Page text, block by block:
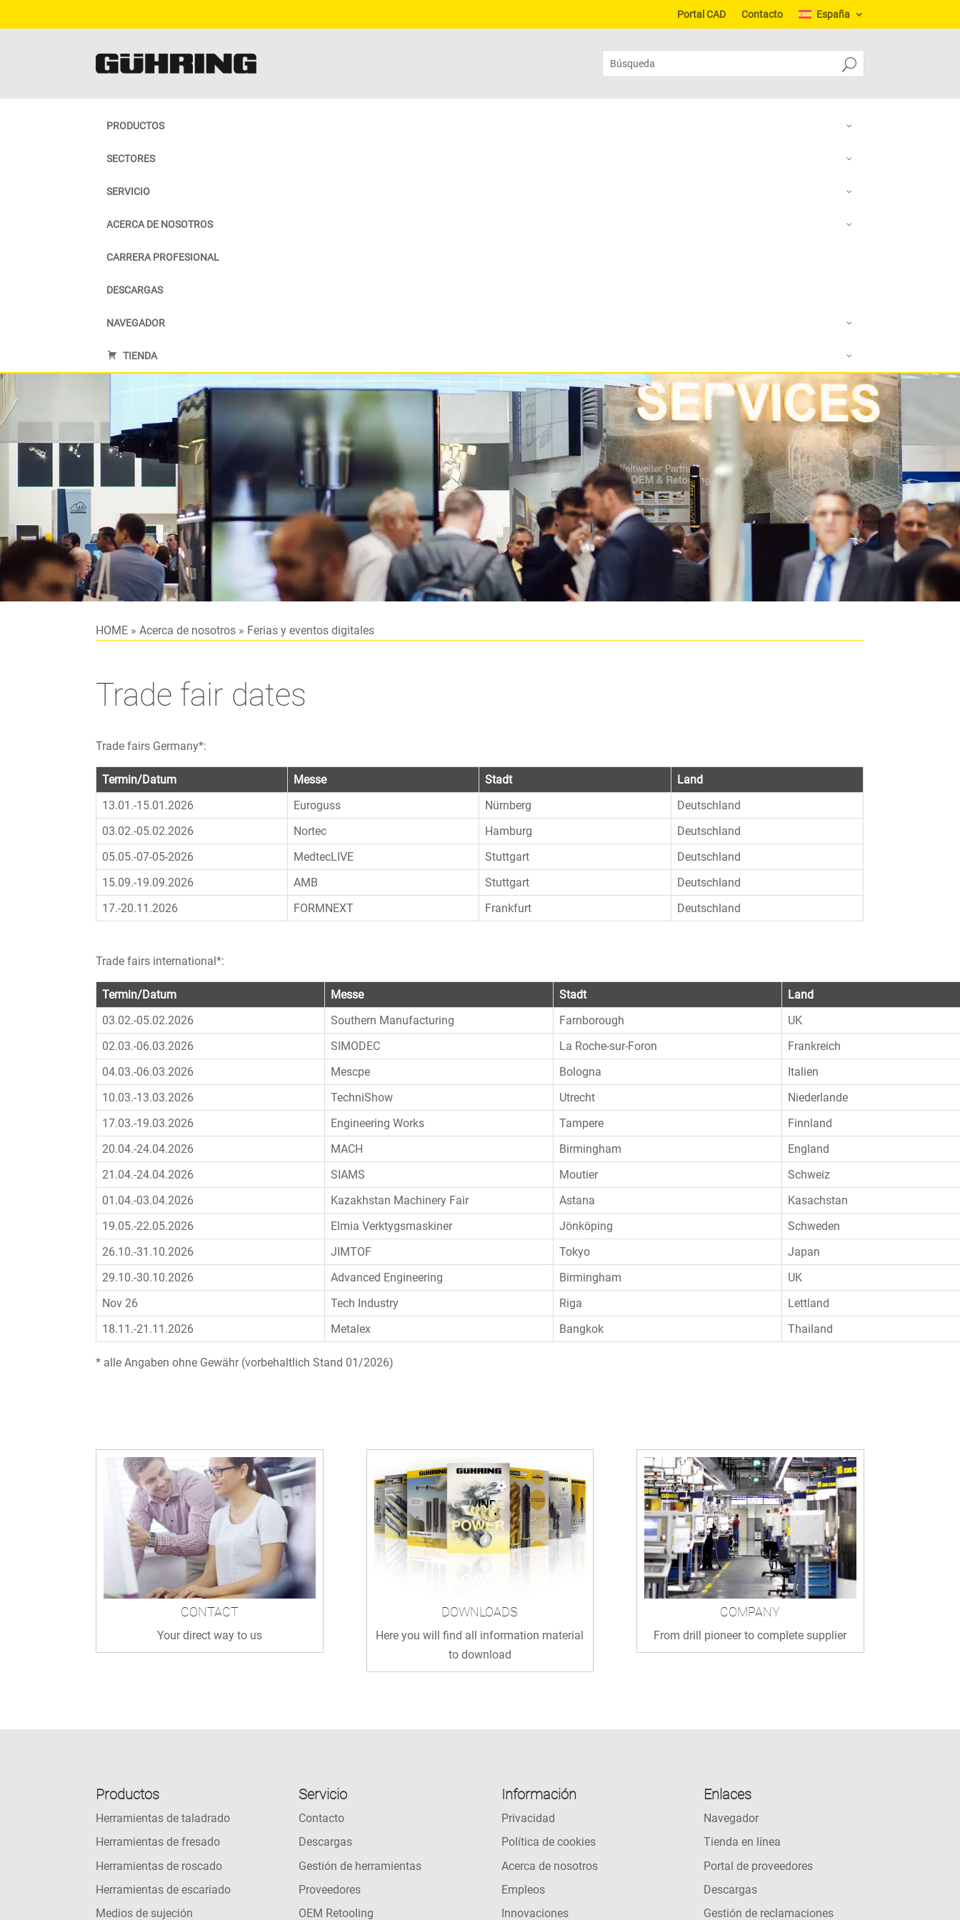
Portal CAD Contacto España
PRODUCTOS
SECTORES
SERVICIO
ACERCA DE NOSOTROS
CARRERA PROFESIONAL
DESCARGAS
NAVEGADOR
TIENDA
HOME »Acerca de nosotros » Ferias y eventos digitales
Trade fair dates
Trade fairs Germany*:
Termin/Datum Messe Stadt
Land
13.01.-15.01.2026
Euroguss Nürnberg
Deutschland
03.02.-05.02.2026
Nortec Hamburg
Deutschland
05.05.-07-05-2026
MedtecLIVE Stuttgart
Deutschland
15.09.-19.09.2026
AMB Stuttgart
Deutschland
17.-20.11.2026
FORMNEXT Frankfurt Deutschland
Trade fairs international*:
Termin/Datum Messe Stadt
Land
03.02.-05.02.2026
Southern Manufacturing Farnborough
UK
02.03.-06.03.2026
SIMODEC La Roche-sur-Foron
Frankreich
04.03.-06.03.2026
Mescpe Bologna
Italien
10.03.-13.03.2026
TechniShow Utrecht
Niederlande
17.03.-19.03.2026
Engineering Works Tampere
Finnland
20.04.-24.04.2026
MACH Birmingham
England
21.04.-24.04.2026
SIAMS Moutier
Schweiz
01.04.-03.04.2026
Kazakhstan Machinery Fair Astana
Kasachstan
19.05.-22.05.2026
Elmia Verktygsmaskiner Jönköping
Schweden
26.10.-31.10.2026
JIMTOF Tokyo
Japan
29.10.-30.10.2026
Advanced Engineering Birmingham
UK
Nov 26
Tech Industry Riga
Lettland
18.11.-21.11.2026
Metalex Bangkok Thailand
* alle Angaben ohne Gewähr (vorbehaltlich Stand 01/2026)
CONTACT
Your direct way to us
DOWNLOADS
Here you will find all information material
to download
COMPANY
From drill pioneer to complete supplier
Productos
Herramientas de taladrado
Herramientas de fresado
Herramientas de roscado
Herramientas de escariado
Medios de sujeción
Servicio
Contacto
Descargas
Gestión de herramientas
Proveedores
OEM Retooling
Información
Privacidad
Política de cookies
Acerca de nosotros
Empleos
Innovaciones
Enlaces
Navegador
Tienda en línea
Portal de proveedores
Descargas
Gestión de reclamaciones